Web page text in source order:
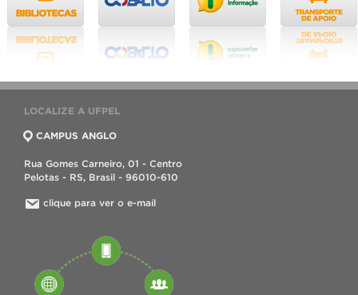
LOCALIZE A UFPEL
CAMPUS ANGLO
Rua Gomes Carneiro, 01 - Centro
Pelotas - RS, Brasil - 96010-610
clique para ver o e-mail